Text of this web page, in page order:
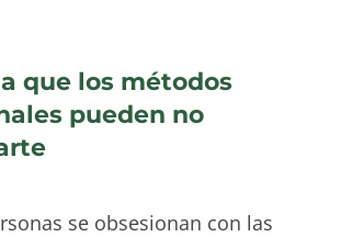
que los métodos
pueden no
se obsesionan con las